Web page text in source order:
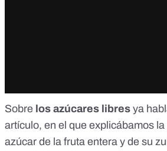
Sobre los azúcares libres ya
artículo, en el que explicábamos
azúcar de la fruta entera y de su